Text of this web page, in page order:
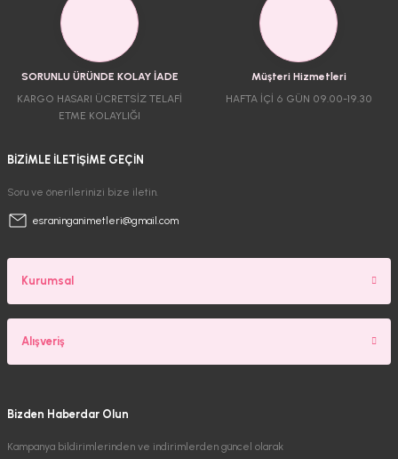
SORUNLU ÜRÜNDE KOLAY İADE
KARGO HASARI ÜCRETSİZ TELAFİ
ETME KOLAYLIĞI
Müşteri Hizmetleri
HAFTA İÇİ 6 GÜN 09.00-19.30
BİZİMLE İLETİŞİME GEÇİN
Soru ve önerilerinizi bize iletin.
esraninganimetleri@gmail.com
Kurumsal
Alışveriş
Bizden Haberdar Olun
Kampanya bildirimlerinden ve indirimlerden güncel olarak